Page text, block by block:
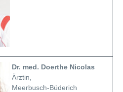
Dr. med. Doerthe Nicolas
Ärztin,
Meerbusch-Büderich